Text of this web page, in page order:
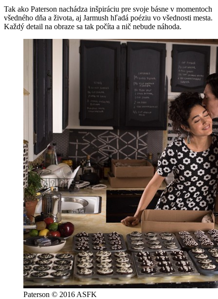
Tak ako Paterson nachádza inšpiráciu pre svoje básne v momentoch
všedného dňa a života, aj Jarmush hľadá poéziu vo všednosti mesta.
Každý detail na obraze sa tak počíta a nič nebude náhoda.
Paterson © 2016 ASFK